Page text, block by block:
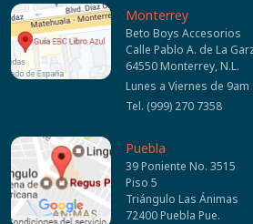
Monterrey
Beto Boys Accesorios
Calle Pablo A. de La
64550 Monterrey, N.L.
Lunes a Viernes de 9am
Tel. (999) 270 7358
Puebla
39 Poniente No. 3515
Piso 5
Triángulo Las Ánimas
72400 Puebla Pue.